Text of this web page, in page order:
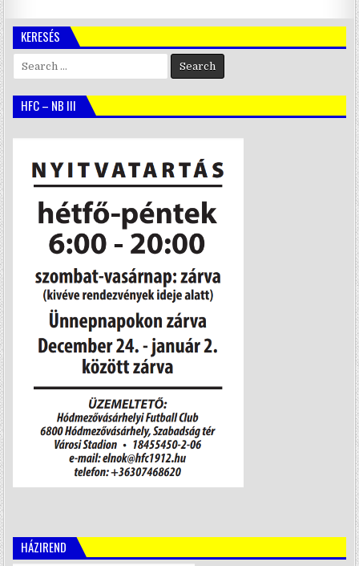
KERESÉS
Search
for:
HFC – NB III
HÁZIREND